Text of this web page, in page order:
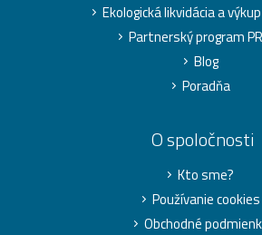
Ekologická likvidácia a
Partnerský program
Blog
Poradňa
O spoločnosti
Kto sme?
Používanie cookies
Obchodné